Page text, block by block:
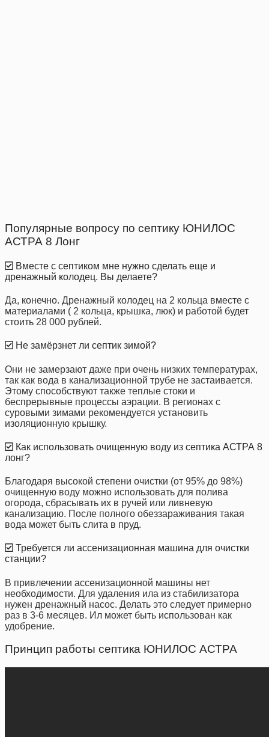
Популярные вопросу по септику ЮНИЛОС
АСТРА 8 Лонг
Вместе с септиком мне нужно сделать еще и
дренажный колодец. Вы делаете?
Да, конечно. Дренажный колодец на 2 кольца вместе с
материалами ( 2 кольца, крышка, люк) и работой будет
стоить 28 000 рублей.
Не замёрзнет ли септик зимой?
Они не замерзают даже при очень низких температурах,
так как вода в канализационной трубе не застаивается.
Этому способствуют также теплые стоки и
беспрерывные процессы аэрации. В регионах с
суровыми зимами рекомендуется установить
изоляционную крышку.
Как использовать очищенную воду из септика АСТРА 8
лонг?
Благодаря высокой степени очистки (от 95% до 98%)
очищенную воду можно использовать для полива
огорода, сбрасывать их в ручей или ливневую
канализацию. После полного обеззараживания такая
вода может быть слита в пруд.
Требуется ли ассенизационная машина для очистки
станции?
В привлечении ассенизационной машины нет
необходимости. Для удаления ила из стабилизатора
нужен дренажный насос. Делать это следует примерно
раз в 3-6 месяцев. Ил может быть использован как
удобрение.
Принцип работы септика ЮНИЛОС АСТРА